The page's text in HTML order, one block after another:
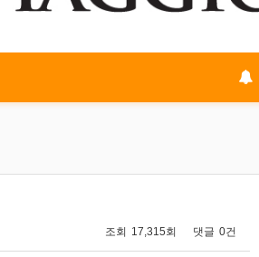
페이지 정보
조회 17,315회 댓글 0건